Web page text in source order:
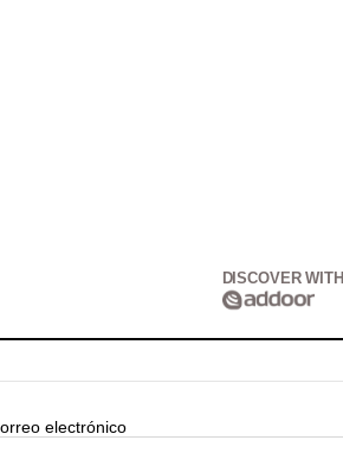
DISCOVER WITH
electrónico